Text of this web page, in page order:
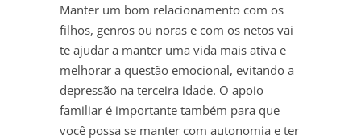
Manter um bom relacionamento com os
filhos, genros ou noras e com os netos vai
te ajudar a manter uma vida mais ativa e
melhorar a questão emocional, evitando a
depressão na terceira idade. O apoio
familiar é importante também para que
você possa se manter com autonomia e ter